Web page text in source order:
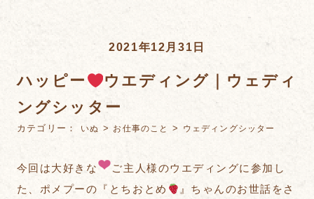
2021年12月31日
ハッピー
ウエディング｜ウェディ
ングシッター
カテゴリー： いぬ > お仕事のこと > ウェディングシッター
今回は大好きな
ご主人様のウエディングに参加し
た、ポメプーの『とちおとめ
』ちゃんのお世話をさ